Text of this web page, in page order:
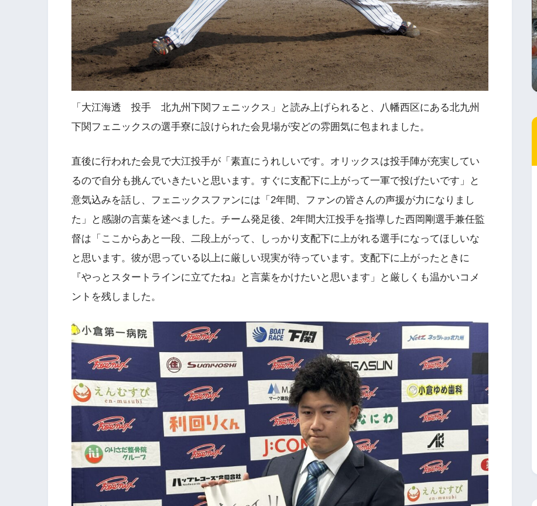
「大江海透 投手 北九州下関フェニックス」と読み上げられると、八幡西区にある北九州
下関フェニックスの選手寮に設けられた会見場が安どの雰囲気に包まれました。
直後に行われた会見で大江投手が「素直にうれしいです。オリックスは投手陣が充実してい
るので自分も挑んでいきたいと思います。すぐに支配下に上がって一軍で投げたいです」と
意気込みを話し、フェニックスファンには「2年間、ファンの皆さんの声援が力になりまし
た」と感謝の言葉を述べました。チーム発足後、2年間大江投手を指導した西岡剛選手兼任監
督は「ここからあと一段、二段上がって、しっかり支配下に上がれる選手になってほしいな
と思います。彼が思っている以上に厳しい現実が待っています。支配下に上がったときに
『やっとスタートラインに立てたね』と言葉をかけたいと思います」と厳しくも温かいコメ
ントを残しました。